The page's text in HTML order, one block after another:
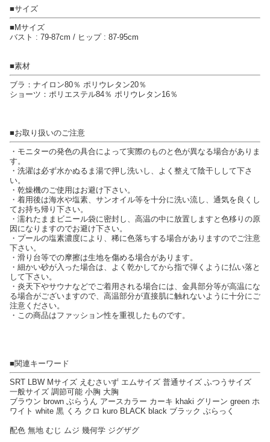
■サイズ
■Mサイズ
バスト : 79-87cm / ヒップ : 87-95cm
■素材
ブラ：ナイロン80％ ポリウレタン20％
ショーツ：ポリエステル84％ ポリウレタン16％
■お取り扱いのご注意
・モニターの発色の具合によって実際のものと色が異なる場合がありま
す。
・洗濯は必ず水かぬるま湯で押し洗いし、よく整えて陰干しして下さ
い。
・乾燥機のご使用はお避け下さい。
・着用後は海水や塩素、サンオイル等を十分に洗い流し、通気を良くし
てお持ち帰り下さい。
・濡れたままビニール袋に密封し、高温の中に放置しますと色移りの原
因になりますのでお避け下さい。
・プールの塩素濃度により、稀に色落ちする場合がありますのでご注意
下さい。
・滑り台等での摩擦は生地を傷める場合があります。
・細かい砂が入った場合は、よく乾かしてから指で弾くように払い落と
して下さい。
・炎天下やサウナなどでご着用される場合には、金具部分等が高温にな
る場合がございますので、高温部分が直接肌に触れないように十分にご
注意ください。
・この商品はファッション性を重視したものです。
■関連キーワード
SRT LBW Mサイズ えむさいず エムサイズ 普通サイズ ふつうサイズ
一般サイズ 調節可能 小胸 大胸
ブラウン brown ぶらうん アースカラー カーキ khaki グリーン green ホ
ワイト white 黒 くろ クロ kuro BLACK black ブラック ぶらっく
配色 無地 むじ ムジ 幾何学 ジグザグ